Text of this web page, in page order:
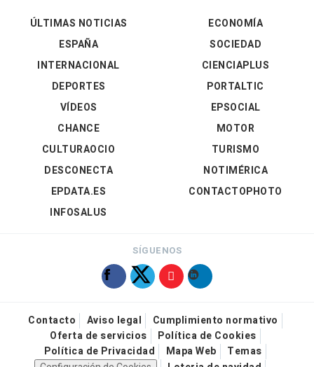
ÚLTIMAS NOTICIAS
ESPAÑA
INTERNACIONAL
DEPORTES
VÍDEOS
ECONOMÍA
SOCIEDAD
CIENCIAPLUS
PORTALTIC
EPSOCIAL
CHANCE
CULTURAOCIO
DESCONECTA
EPDATA.ES
INFOSALUS
MOTOR
TURISMO
NOTIMÉRICA
CONTACTOPHOTO
SÍGUENOS
Contacto Aviso legal
Cumplimiento normativo
Oferta de servicios
Política de Cookies
Política de Privacidad
Mapa Web
Temas